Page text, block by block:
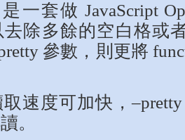
是一套做 JavaScript
除多餘的空白格或
參數，則更將
速度可加快，
。